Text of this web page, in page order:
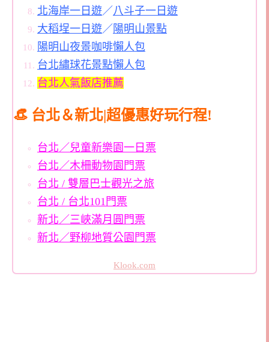
北海岸一日遊／八斗子一日遊
大稻埕一日遊／ 陽明山景點
陽明山夜景咖啡懶人包
台北繡球花景點懶人包
台北人氣飯店推薦
👒 台北＆新北|超優惠好玩行程!
台北／兒童新樂園一日票
台北／木柵動物園門票
台北 / 雙層巴士觀光之旅
台北 / 台北101門票
新北／三峽滿月圓門票
新北／野柳地質公園門票
Klook.com